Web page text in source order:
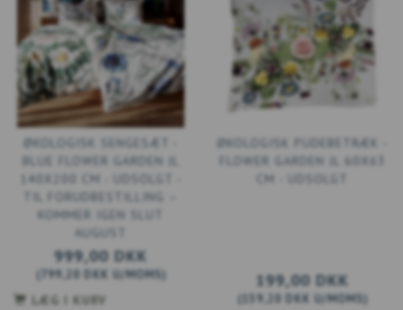
ØKOLOGISK SENGESÆT -
BLUE FLOWER GARDEN JL
140X200 CM - UDSOLGT -
TIL FORUDBESTILLING –
KOMMER IGEN SLUT
AUGUST
999,00 DKK
799,20 DKK U/MOMS)
LÆG I KURV
ØKOLOGISK PUDEBETRÆK -
FLOWER GARDEN JL 60X63
CM - UDSOLGT
199,00 DKK
( 159,20 DKK U/MOMS)